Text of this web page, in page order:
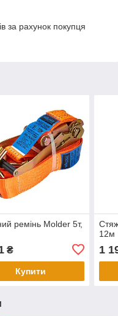
за рахунок покупця
ремінь Molder 5т,
₴
Купити
12м
1